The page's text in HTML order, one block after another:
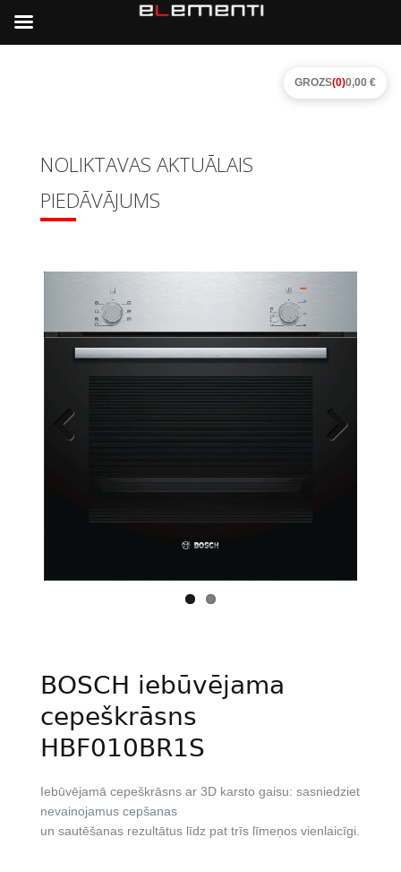
NOLIKTAVAS AKTUĀLAIS
PIEDĀVĀJUMS
BOSCH iebūvējama
cepeškrāsns
HBF010BR1S
Iebūvējamā cepeškrāsns ar 3D karsto gaisu: sasniedziet
nevainojamus cepšanas
un sautēšanas rezultātus līdz pat trīs līmeņos vienlaicīgi.
GROZS(0)0,00 €